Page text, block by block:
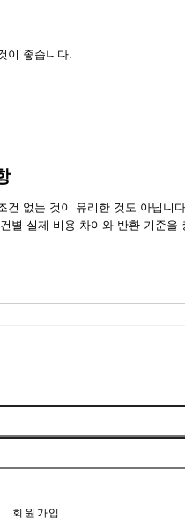
이 좋습니다.
없는 것이 유리한 것도 아닙니
별 실제 비용 차이와 반환 기준을
회원가입